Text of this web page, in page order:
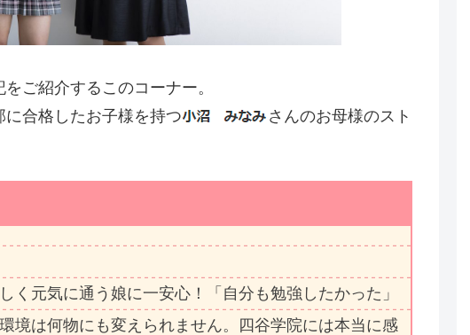
ご紹介するこのコーナー。
合格したお子様を持つ
さんのお母様のスト
く元気に通う娘に一安心！「自分も勉強したかった」
境は何物にも変えられません。四谷学院には本当に感